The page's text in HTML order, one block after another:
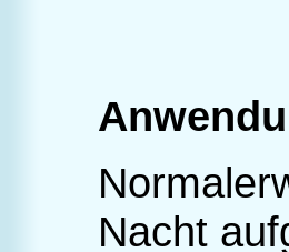
Nacht